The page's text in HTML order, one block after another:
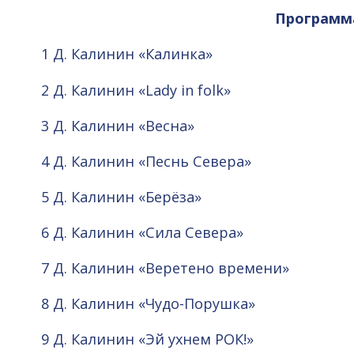
1 Д. Калинин «Калинка»
2 Д. Калинин «Lady in folk»
3 Д. Калинин «Весна»
4 Д. Калинин «Песнь Севера»
5 Д. Калинин «Берёза»
6 Д. Калинин «Сила Севера»
7 Д. Калинин «Веретено времени»
8 Д. Калинин «Чудо-Порушка»
9 Д. Калинин «Эй ухнем РОК!»